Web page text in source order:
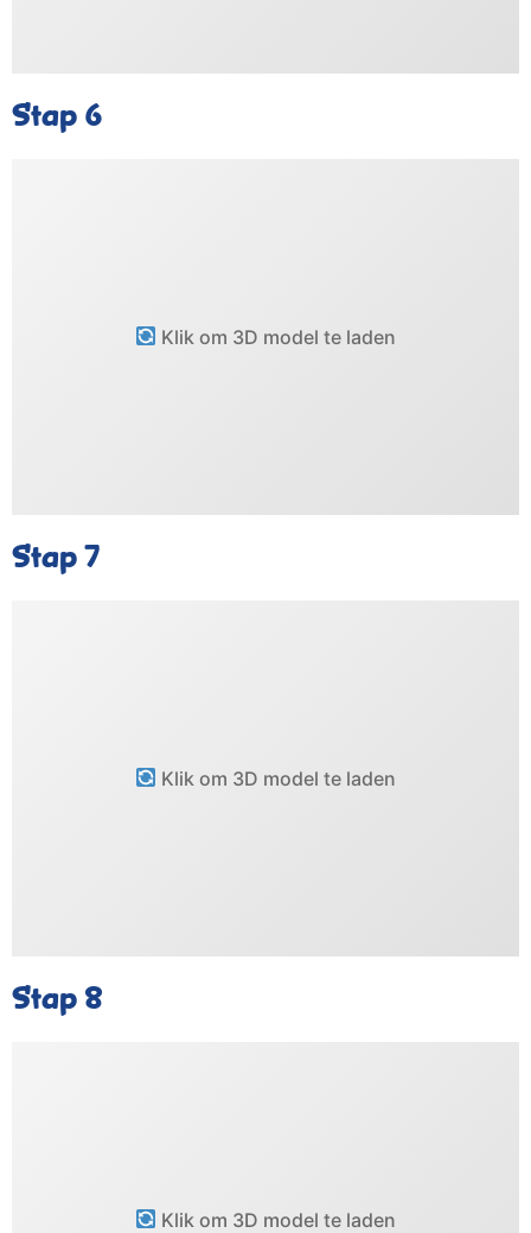
Stap 6
Klik om 3D model te laden
Stap 7
Klik om 3D model te laden
Stap 8
Klik om 3D model te laden